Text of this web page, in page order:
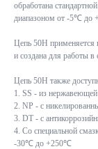
обработана
диапазоном от -5℃ до
Цепь 50Н применяется
и создана для работы
Цепь 50Н также
1. SS - из нержавеющей
2. NP - с
3. DT - с
4. Со специальной
-30℃ до +250℃